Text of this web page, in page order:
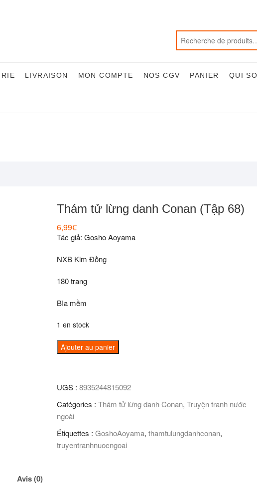
LIVRAISON MON COMPTE NOS CGV PANIER QUI
Thám tử lừng danh Conan (Tập 68)
6,99€
Tác giả: Gosho Aoyama
NXB Kim Đồng
180 trang
Bìa mềm
1 en stock
quantité
de
lừng
danh
Conan
(Tập
68)
Ajouter au panier
UGS : 8935244815092
Catégories : Thám tử lừng danh Conan, Truyện tranh nước
ngoài
Étiquettes : GoshoAoyama, thamtulungdanhconan,
truyentranhnuocngoai
Avis (0)